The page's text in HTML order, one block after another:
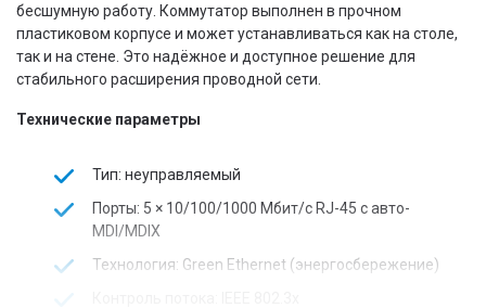
бесшумную работу. Коммутатор выполнен в прочном
пластиковом корпусе и может устанавливаться как на столе,
так и на стене. Это надёжное и доступное решение для
стабильного расширения проводной сети.
Технические параметры
Тип: неуправляемый
Порты: 5 × 10/100/1000 Мбит/с RJ-45 с авто-
MDI/MDIX
Технология: Green Ethernet (энергосбережение)